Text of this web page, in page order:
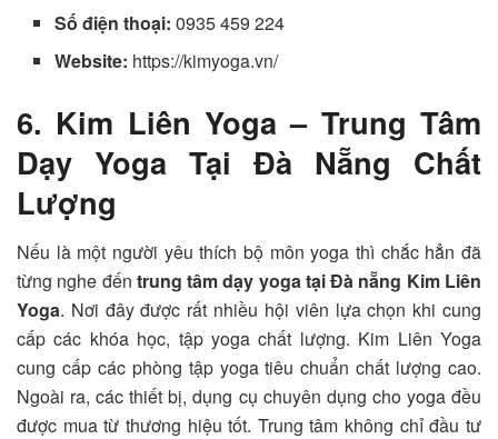
Số điện thoại:0935 459 224
Website: https://kimyoga.vn/
6. Kim Liên Yoga – Trung Tâm
Dạy Yoga Tại Đà Nẵng Chất
Lượng
Nếu là một người yêu thích bộ môn yoga thì chắc hẳn đã
từng nghe đến trung tâm dạy yoga tại Đà nẵng Kim Liên
Yoga. Nơi đây được rất nhiều hội viên lựa chọn khi cung
cấp các khóa học, tập yoga chất lượng. Kim Liên Yoga
cung cấp các phòng tập yoga tiêu chuẩn chất lượng cao.
Ngoài ra, các thiết bị, dụng cụ chuyên dụng cho yoga đều
được mua từ thương hiệu tốt. Trung tâm không chỉ đầu tư